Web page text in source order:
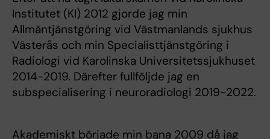
Institutet (KI) 2012 gjorde jag min
Allmäntjänstgöring vid Västmanlands sjukhus
Västerås och min Specialisttjänstgöring i
Radiologi vid Karolinska Universitetssjukhuset
2014-2019. Därefter fullföljde jag en
subspecialisering i neuroradiologi 2019-2022.
Akademiskt började min bana 2009 då jag